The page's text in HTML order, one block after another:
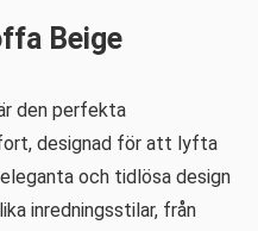
Beige
den perfekta
designad för att lyfta
och tidlösa design
inredningsstilar, från